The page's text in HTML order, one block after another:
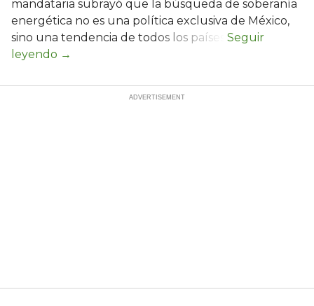
mandataria subrayó que la búsqueda de soberanía
energética no es una política exclusiva de México,
sino una tendencia de todos los países.